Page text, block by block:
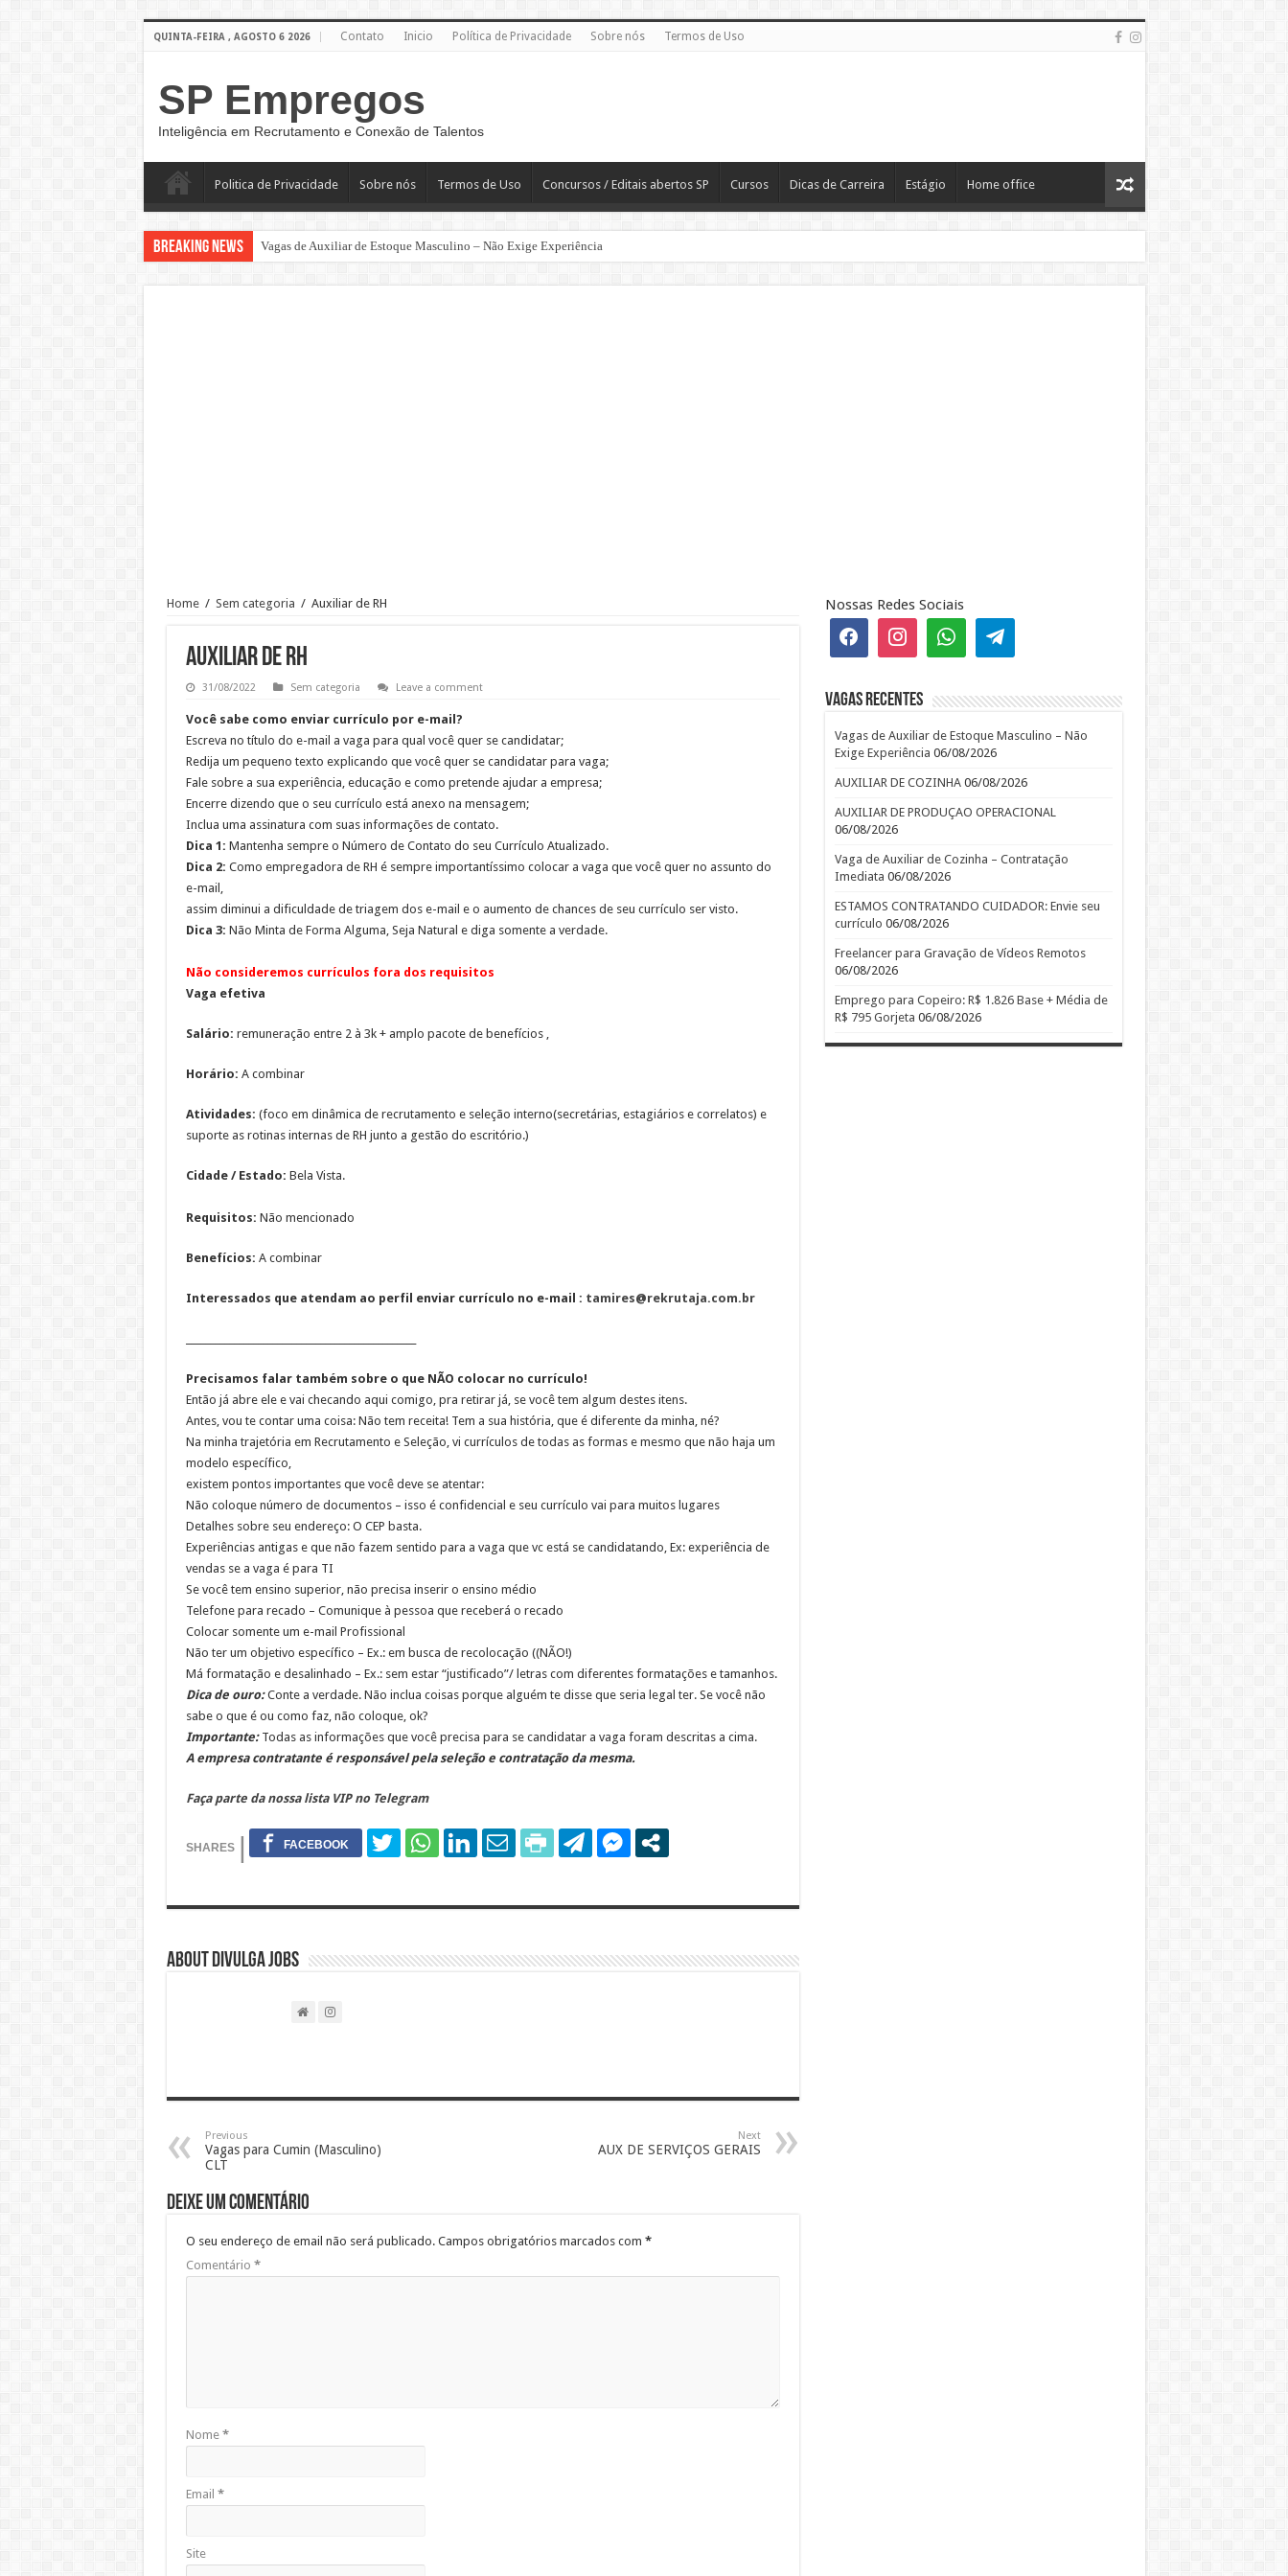
QUINTA-FEIRA , AGOSTO 6 2026 Contato Inicio Política de Privacidade Sobre nós Termos de Uso
SP Empregos
Inteligência em Recrutamento e Conexão de Talentos
Politica de Privacidade Sobre nós Termos de Uso Concursos / Editais abertos SP Cursos Dicas de Carreira Estágio Home office
Breaking News Vagas de Auxiliar de Estoque Masculino – Não Exige Experiência
VAGAS PARA CONTROLADOR DE ACESSO – SP
VAGA PARA AUXILIAR DE HIGIENE CANDIDATE-SE
Home / Sem categoria / Auxiliar de RH
Auxiliar de RH
31/08/2022 Sem categoria Leave a comment
Você sabe como enviar currículo por e-mail?
Escreva no título do e-mail a vaga para qual você quer se candidatar;
Redija um pequeno texto explicando que você quer se candidatar para vaga;
Fale sobre a sua experiência, educação e como pretende ajudar a empresa;
Encerre dizendo que o seu currículo está anexo na mensagem;
Inclua uma assinatura com suas informações de contato.
Dica 1: Mantenha sempre o Número de Contato do seu Currículo Atualizado.
Dica 2: Como empregadora de RH é sempre importantíssimo colocar a vaga que você quer no assunto do
e-mail,
assim diminui a dificuldade de triagem dos e-mail e o aumento de chances de seu currículo ser visto.
Dica 3: Não Minta de Forma Alguma, Seja Natural e diga somente a verdade.
Não consideremos currículos fora dos requisitos
Vaga efetiva
Salário: remuneração entre 2 à 3k + amplo pacote de benefícios ,
Horário: A combinar
Atividades: (foco em dinâmica de recrutamento e seleção interno(secretárias, estagiários e correlatos) e
suporte as rotinas internas de RH junto a gestão do escritório.)
Cidade / Estado: Bela Vista.
Requisitos: Não mencionado
Benefícios: A combinar
Interessados que atendam ao perfil enviar currículo no e-mail : tamires@rekrutaja.com.br
Precisamos falar também sobre o que NÃO colocar no currículo!
Então já abre ele e vai checando aqui comigo, pra retirar já, se você tem algum destes itens.
Antes, vou te contar uma coisa: Não tem receita! Tem a sua história, que é diferente da minha, né?
Na minha trajetória em Recrutamento e Seleção, vi currículos de todas as formas e mesmo que não haja um
modelo específico,
existem pontos importantes que você deve se atentar:
Não coloque número de documentos – isso é confidencial e seu currículo vai para muitos lugares
Detalhes sobre seu endereço: O CEP basta.
Experiências antigas e que não fazem sentido para a vaga que vc está se candidatando, Ex: experiência de
vendas se a vaga é para TI
Se você tem ensino superior, não precisa inserir o ensino médio
Telefone para recado – Comunique à pessoa que receberá o recado
Colocar somente um e-mail Profissional
Não ter um objetivo específico – Ex.: em busca de recolocação ((NÃO!)
Má formatação e desalinhado – Ex.: sem estar “justificado”/ letras com diferentes formatações e tamanhos.
Dica de ouro: Conte a verdade. Não inclua coisas porque alguém te disse que seria legal ter. Se você não
sabe o que é ou como faz, não coloque, ok?
Importante:Todas as informações que você precisa para se candidatar a vaga foram descritas a cima.
A empresa contratante é responsável pela seleção e contratação da mesma.
Faça parte da nossa lista VIP no Telegram
About DIVULGA JOBS
Previous
Vagas para Cumin (Masculino)
CLT
Next
AUX DE SERVIÇOS GERAIS
Deixe um comentário
O seu endereço de email não será publicado. Campos obrigatórios marcados com *
Comentário *
Nome *
Email *
Site
Nossas Redes Sociais
Vagas recentes
Vagas de Auxiliar de Estoque Masculino – Não
Exige Experiência 06/08/2026
AUXILIAR DE COZINHA 06/08/2026
AUXILIAR DE PRODUÇAO OPERACIONAL
06/08/2026
Vaga de Auxiliar de Cozinha – Contratação
Imediata 06/08/2026
ESTAMOS CONTRATANDO CUIDADOR: Envie seu
currículo 06/08/2026
Freelancer para Gravação de Vídeos Remotos
06/08/2026
Emprego para Copeiro: R$ 1.826 Base + Média de
R$ 795 Gorjeta 06/08/2026